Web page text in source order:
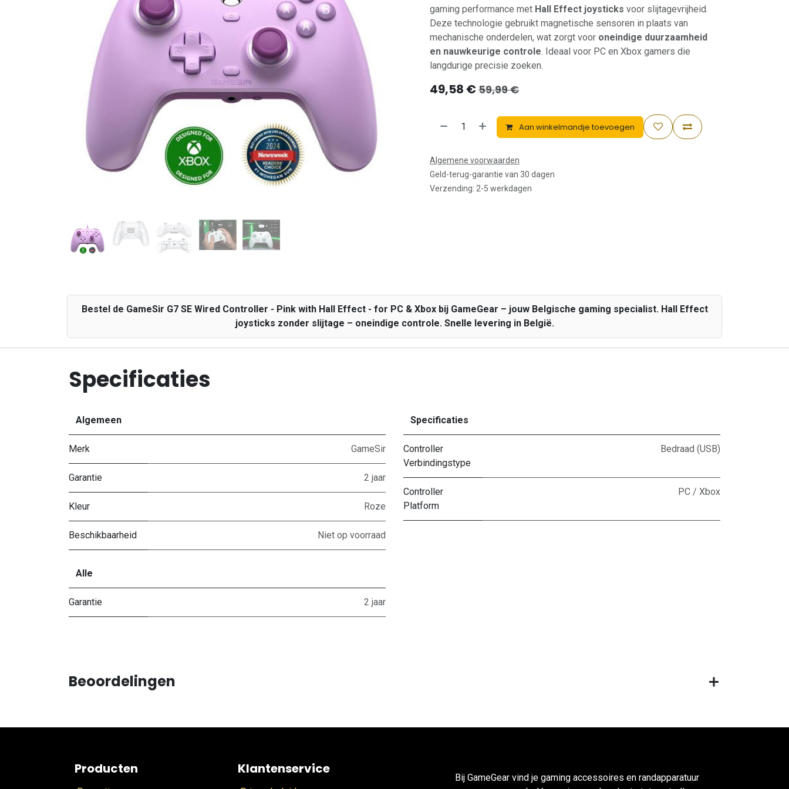
gaming performance met Hall Effect joysticks voor slijtagevrijheid.
Deze technologie gebruikt magnetische sensoren in plaats van
mechanische onderdelen, wat zorgt voor oneindige duurzaamheid
en nauwkeurige controle. Ideaal voor PC en Xbox gamers die
langdurige precisie zoeken.
49,58 € 59,99€
Aan winkelmandje toevoegen
Algemene voorwaarden
Geld-terug-garantie van 30 dagen
Verzending: 2-5 werkdagen
Bestel de GameSir G7 SE Wired Controller - Pink with Hall Effect - for PC & Xbox bij GameGear – jouw Belgische gaming specialist. Hall Effect
joysticks zonder slijtage – oneindige controle. Snelle levering in België.
Specificaties
Algemeen
Merk GameSir
Garantie 2 jaar
Kleur Roze
Beschikbaarheid Niet op voorraad
Specificaties
Controller
Verbindingstype
Bedraad (USB)
Controller
Platform
PC / Xbox
Alle
Garantie 2 jaar
Beoordelingen
Producten Klantenservice
Bij GameGear vind je gaming accessoires en randapparatuur